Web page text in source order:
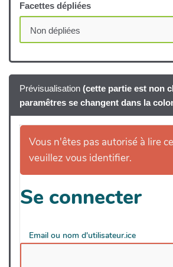
Quelles sont les 4 thématiques
l'adaptation en agriculture ?
La substitution des engrais minéraux
organiques est un des leviers
au changement climatique en
(plusieurs bonnes réponses)
Facettes dépliées
Prévisualisation (cette partie est non
paramêtres se changent dans la